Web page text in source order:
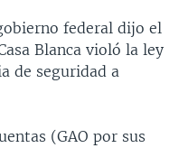
federal dijo el
Blanca violó la ley
de seguridad a
(GAO por sus